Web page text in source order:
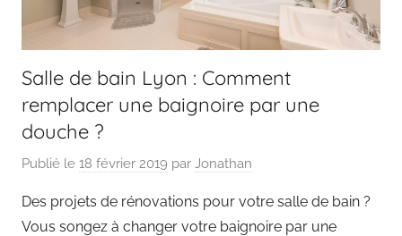
Salle de bain Lyon : Comment
remplacer une baignoire par une
douche ?
Publié le 18 février 2019 par Jonathan
Des projets de rénovations pour votre salle de bain ?
Vous songez à changer votre baignoire par une